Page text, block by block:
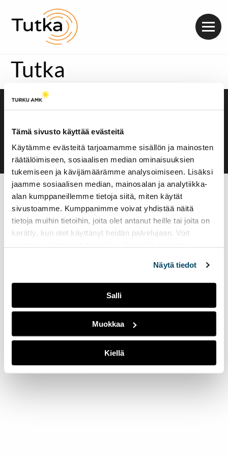
Tämä sivusto käyttää evästeitä
Käytämme evästeitä tarjoamamme sisällön ja mainosten
räätälöimiseen, sosiaalisen median ominaisuuksien
tukemiseen ja kävijämäärämme analysoimiseen. Lisäksi
jaamme sosiaalisen median, mainosalan ja analytiikka-
alan kumppaneillemme tietoja siitä, miten käytät
sivustoamme. Kumppanimme voivat yhdistää näitä
tietoja muihin tietoihin, joita olet antanut heille tai joita on
kerätty, kun olet käyttänyt heidän palvelujaan. Voit
Näytä tiedot
Salli
Muokkaa
Kiellä
Tutka
Saavutettavuusseloste